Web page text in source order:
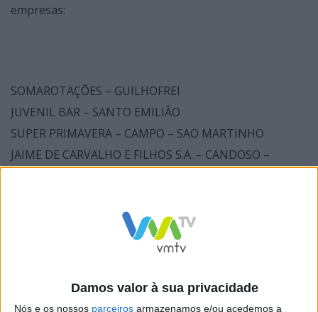
Damos valor à sua privacidade
Nós e os nossos parceiros armazenamos e/ou acedemos a
empresas:
SOMAROTAÇÕES – GUILHOFREI
JUVENIL BAR – SANTO EMILIÃO
SUPER PRIMAVERA – CAMPO – SAO MARTINHO
JAIME DE CARVALHO E FILHOS S.A. – CANDOSO –